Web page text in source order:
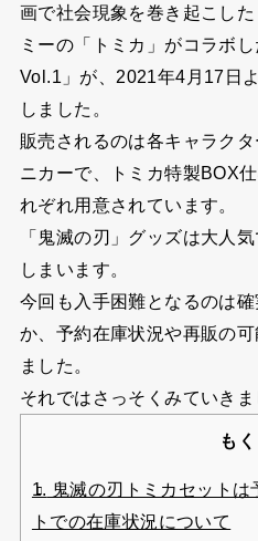
画で社会現象を巻き起こし
ミーの「トミカ」がコラボ
Vol.1」が、2021年4月17日
しました。
販売されるのは各キャラク
ニカーで、トミカ特製BOX
れぞれ用意されています。
「鬼滅の刃」グッズは大人
しまいます。
今回も入手困難となるのは
か、予約在庫状況や再販の
ました。
それではさっそくみていきま
も
1. 鬼滅の刃トミカセットは
トでの在庫状況について